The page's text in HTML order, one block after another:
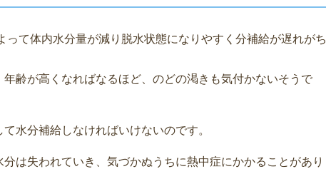
って体内水分量が減り脱水状態になりやすく分補給が遅れがち
齢が高くなればなるほど、のどの渇きも気付かないそうで
水分補給しなければいけないのです。
は失われていき、気づかぬうちに熱中症にかかることがあり